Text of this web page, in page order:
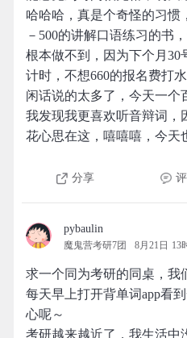
哈哈哈，真是个奇怪的习惯
－500的讲解口语练习的书
根本做不到，因为下个月30
计时，不想660的报名费打水
闲话说的太多了，今天一个
我发现我更喜欢听音辩词，
花心思在这，嘻嘻嘻，今天
分享 评
pybaulin
魔鬼营考研7团 8月21日 13
求一个同为考研的同桌，我
每天早上打开背单词app看
心呢～
考研越来越近了，我生活中